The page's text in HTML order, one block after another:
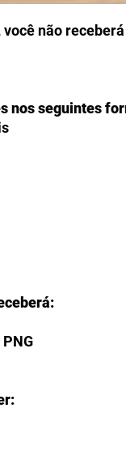
não receberá
nos seguintes